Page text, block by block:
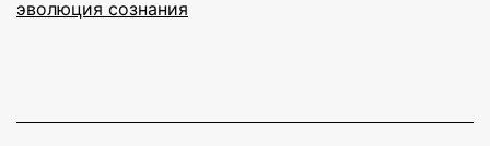
эволюция сознания